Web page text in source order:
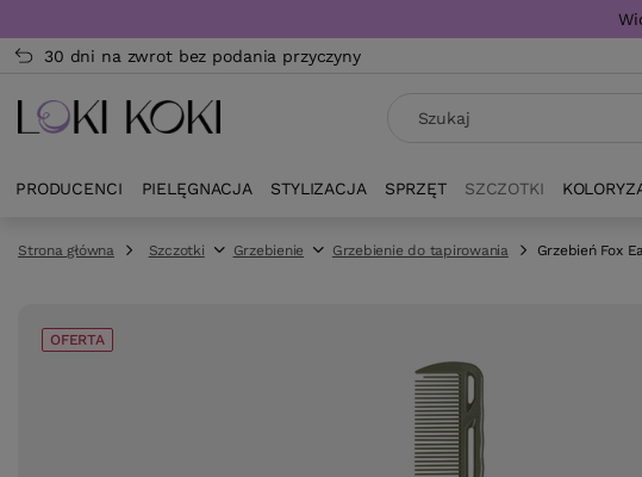
30 dni na zwrot bez podania przyczyny
PRODUCENCI PIELĘGNACJA STYLIZACJA SPRZĘT SZCZOTKI
Strona główna Szczotki Grzebienie Grzebienie do tapirowania Grzebień Fox
OFERTA